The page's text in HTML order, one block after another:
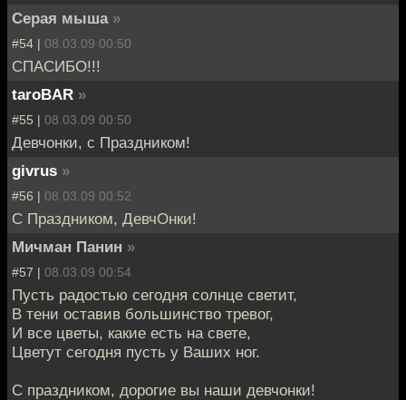
Серая мыша »
#54 | 08.03.09 00:50
СПАСИБО!!!
taroBAR »
#55 | 08.03.09 00:50
Девчонки, с Праздником!
givrus »
#56 | 08.03.09 00:52
С Праздником, ДевчОнки!
Мичман Панин »
#57 | 08.03.09 00:54
Пусть радостью сегодня солнце светит,
В тени оставив большинство тревог,
И все цветы, какие есть на свете,
Цветут сегодня пусть у Ваших ног.
С праздником, дорогие вы наши девчонки!